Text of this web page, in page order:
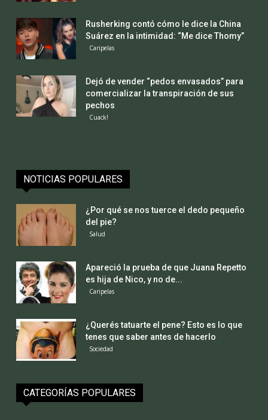
Rusherking contó cómo le dice la China
Suárez en la intimidad: “Me dice Thomy”
Caripelas
Dejó de vender “pedos envasados” para
comercializar la transpiración de sus
pechos
Cuack!
NOTICIAS POPULARES
¿Por qué se nos tuerce el dedo pequeño
del pie?
Salud
Apareció la prueba de que Juana Repetto
es hija de Nico, y no de...
Caripelas
¿Querés tatuarte el pene? Esto es lo que
tenes que saber antes de hacerlo
Sociedad
CATEGORÍAS POPULARES